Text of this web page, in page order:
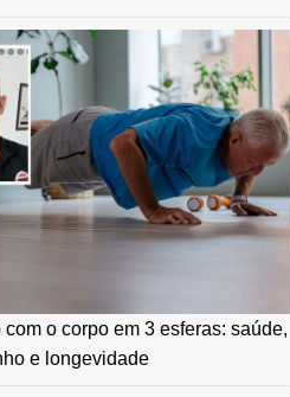
o corpo em 3 esferas: saúde,
e longevidade